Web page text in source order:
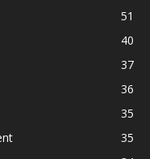
51
40
37
36
35
35